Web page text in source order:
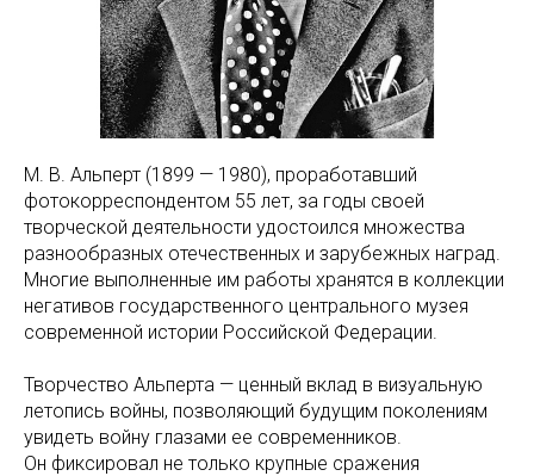
М. В. Альперт (1899 — 1980), проработавший
фотокорреспондентом 55 лет, за годы своей
творческой деятельности удостоился множества
разнообразных отечественных и зарубежных наград.
Многие выполненные им работы хранятся в коллекции
негативов государственного центрального музея
современной истории Российской Федерации.
Творчество Альперта — ценный вклад в визуальную
летопись войны, позволяющий будущим поколениям
увидеть войну глазами ее современников.
Он фиксировал не только крупные сражения